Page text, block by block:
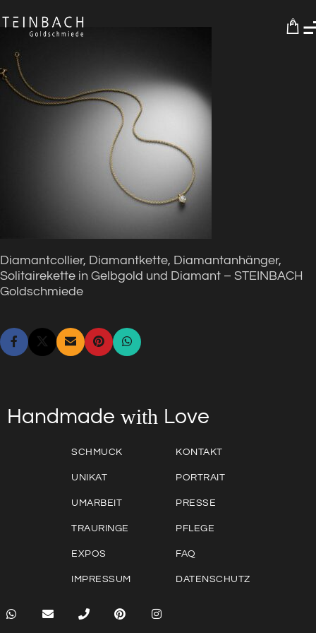
0
Diamantcollier, Diamantkette, Diamantanhänger,
Solitairekette in Gelbgold und Diamant – STEINBACH
Goldschmiede
Handmade with Love
SCHMUCK
UNIKAT
UMARBEIT
TRAURINGE
EXPOS
IMPRESSUM
KONTAKT
PORTRAIT
PRESSE
PFLEGE
FAQ
DATENSCHUTZ